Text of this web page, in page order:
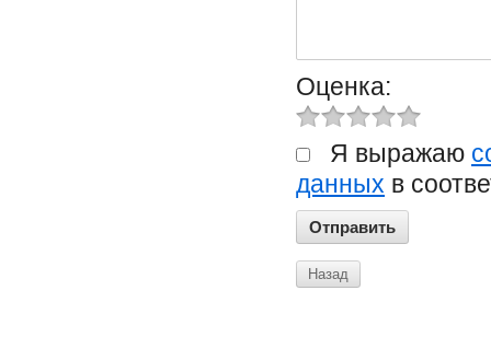
Оценка:
Я выражаю
данных в
Назад